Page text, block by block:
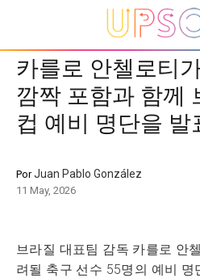
카를로 안첼로티
깜짝 포함과 함께
컵 예비 명단을 발
PorJuan Pablo González
11 May, 2026
브라질 대표팀 감독 카를로 안
려될 축구 선수 55명의 예비 명